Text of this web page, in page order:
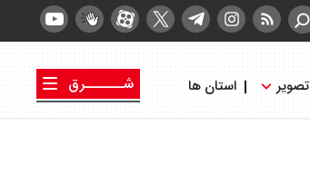
تصویر استان ها
شــــــرق